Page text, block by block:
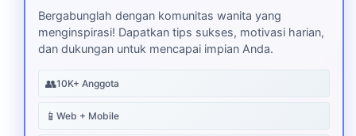
Bergabunglah dengan komunitas wanita yang
menginspirasi! Dapatkan tips sukses, motivasi harian,
dan dukungan untuk mencapai impian Anda.
👥10K+ Anggota
📱 Web + Mobile